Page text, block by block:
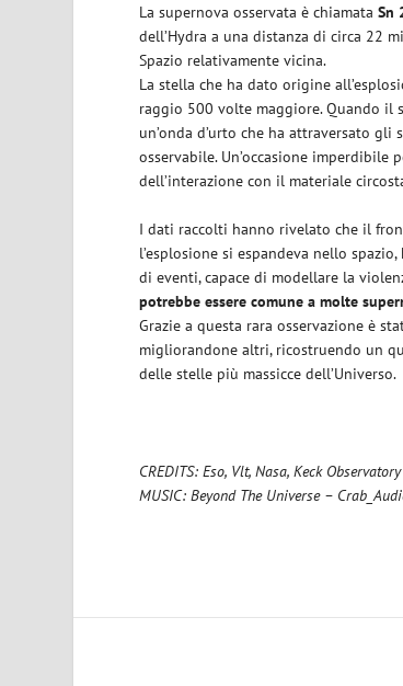
La supernova osservata è chiamataSn
dell’Hydra a una distanza di circa 22
Spazio relativamente vicina.
La stella che ha dato origine
raggio 500 volte maggiore. Quando il
un’onda d’urto che ha attraversato
osservabile. Un’occasione
dell’interazione con il materiale
I dati raccolti hanno rivelato che il
l’esplosione si espandeva nello
di eventi, capace di modellare la
potrebbe essere comune a molte
Grazie a questa rara osservazione è
migliorandone altri, ricostruendo un
delle stelle più massicce dell’Universo.
CREDITS: Eso, Vlt, Nasa, Keck Observatory
MUSIC: Beyond The Universe –